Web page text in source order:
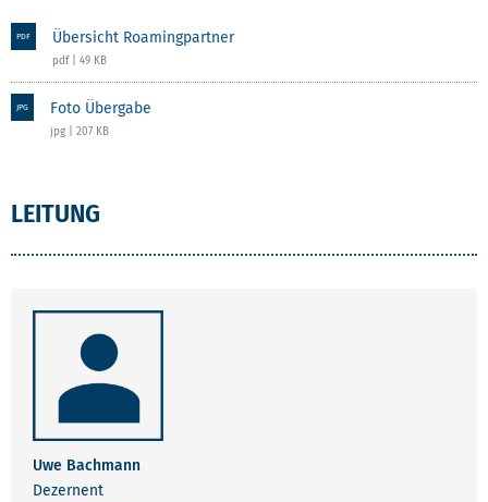
PDF Übersicht Roamingpartner
pdf | 49 KB
JPG Foto Übergabe
jpg | 207 KB
LEITUNG
Uwe Bachmann
Dezernent